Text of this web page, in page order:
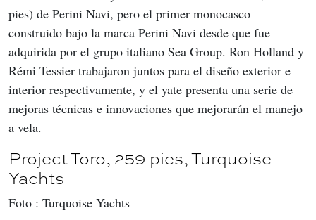
pies) de Perini Navi, pero el primer monocasco
construido bajo la marca Perini Navi desde que fue
adquirida por el grupo italiano Sea Group. Ron Holland y
Rémi Tessier trabajaron juntos para el diseño exterior e
interior respectivamente, y el yate presenta una serie de
mejoras técnicas e innovaciones que mejorarán el manejo
a vela.
Project Toro, 259 pies, Turquoise
Yachts
Foto : Turquoise Yachts